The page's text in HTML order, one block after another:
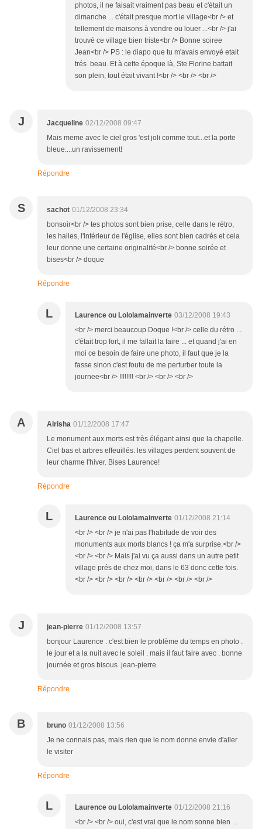
photos, il ne faisait vraiment pas beau et c'était un
dimanche ... c'était presque mort le village<br /> et
tellement de maisons à vendre ou louer ...<br /> j'ai
trouvé ce village bien triste<br /> Bonne soiree
Jean<br /> PS : le diapo que tu m'avais envoyé etait
trés beau. Et à cette époque là, Ste Florine battait
son plein, tout était vivant !<br /> <br /> <br />
J Jacqueline 02/12/2008 09:47
Mais meme avec le ciel gros 'est joli comme tout...et la porte
bleue....un ravissement!
Répondre
S sachot 01/12/2008 23:34
bonsoir<br /> tes photos sont bien prise, celle dans le rétro,
les halles, l'intérieur de l'église, elles sont bien cadrés et cela
leur donne une certaine originalité<br /> bonne soirée et
bises<br /> doque
Répondre
L Laurence ou Lololamainverte 03/12/2008 19:43
<br /> merci beaucoup Doque !<br /> celle du rétro ...
c'était trop fort, il me fallait la faire ... et quand j'ai en
moi ce besoin de faire une photo, il faut que je la
fasse sinon c'est foutu de me perturber toute la
journee<br /> !!!!!!!! <br /> <br /> <br />
A Alrisha 01/12/2008 17:47
Le monument aux morts est très élégant ainsi que la chapelle.
Ciel bas et arbres effeuillés: les villages perdent souvent de
leur charme l'hiver. Bises Laurence!
Répondre
L Laurence ou Lololamainverte 01/12/2008 21:14
<br /> <br /> je n'ai pas l'habitude de voir des
monuments aux morts blancs ! ça m'a surprise.<br />
<br /> <br /> Mais j'ai vu ça aussi dans un autre petit
village prés de chez moi, dans le 63 donc cette fois.
<br /> <br /> <br /> <br /> <br /> <br /> <br />
J jean-pierre 01/12/2008 13:57
bonjour Laurence . c'est bien le problème du temps en photo .
le jour et a la nuit avec le soleil . mais il faut faire avec . bonne
journée et gros bisous .jean-pierre
Répondre
B bruno 01/12/2008 13:56
Je ne connais pas, mais rien que le nom donne envie d'aller
le visiter
Répondre
L Laurence ou Lololamainverte 01/12/2008 21:16
<br /> <br /> oui, c'est vrai que le nom sonne bien ...